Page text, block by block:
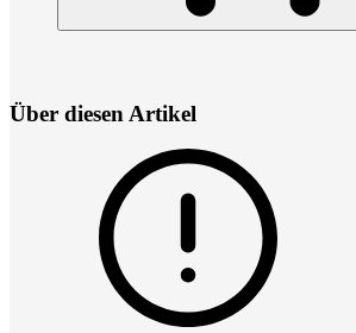
Über diesen Artikel